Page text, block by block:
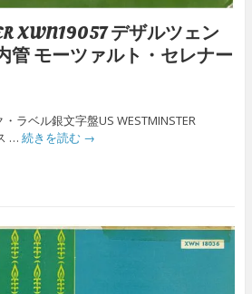
XWN19057 デザルツェン
管 モーツァルト・セレナー
ラベル銀文字盤US WESTMINSTER
… 続きを読む →